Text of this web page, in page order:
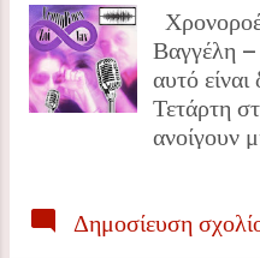
ή
Βαγγέλη –
αυτό
Τετάρτη
ανοίγουν
τον
Δημοσίευση